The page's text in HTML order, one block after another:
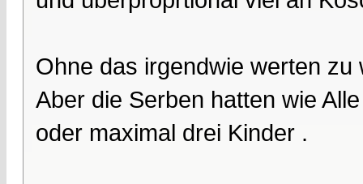
Ohne das irgendwie werten zu
Aber die Serben hatten wie
oder maximal drei Kinder .